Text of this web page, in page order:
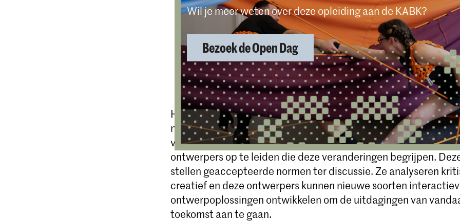
Wil je meer weten over deze opleiding aan de KABK?
Bezoek de Open Dag
Het technologie- en medialandschap heeft in de afgelopen tijd
nieuwe en complexe systemen van menselijk, sociaal en
voortgebracht. Deze opleiding speelt hierop in door een
ontwerpers op te leiden die deze veranderingen begrijpen.
stellen geaccepteerde normen ter discussie. Ze analyseren
creatief en deze ontwerpers kunnen nieuwe soorten
ontwerpoplossingen ontwikkelen om de uitdagingen van
toekomst aan te gaan.